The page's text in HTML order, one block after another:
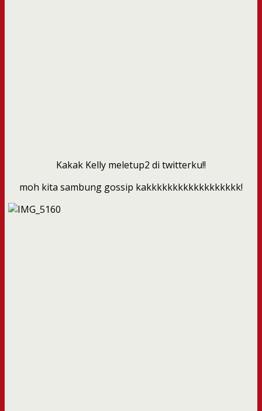
Kakak Kelly meletup2 di twitterku!!
moh kita sambung gossip kakkkkkkkkkkkkkkkkkk!